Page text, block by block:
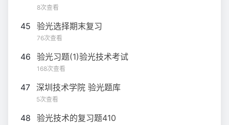
8次查看
45 验光选择期末复习
76次查看
46 验光习题(1)验光技术考试
168次查看
47 深圳技术学院 验光题库
5次查看
48 验光技术的复习题410